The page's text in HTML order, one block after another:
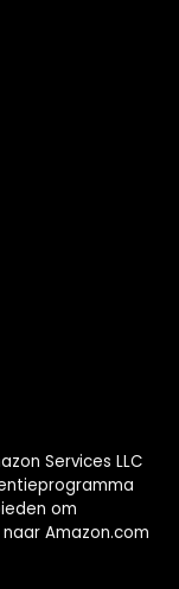
Services LLC
om
Amazon.com